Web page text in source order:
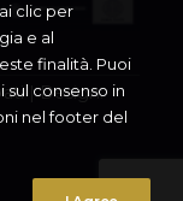
| Design:
clic per
e al
finalità. Puoi
consenso in
nel footer del